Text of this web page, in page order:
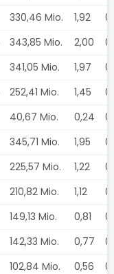
330,46 Mio. 1,92
343,85 Mio. 2,00
341,05 Mio. 1,97
252,41 Mio. 1,45
40,67 Mio. 0,24
345,71 Mio. 1,95
225,57 Mio. 1,22
210,82 Mio. 1,12
149,13 Mio. 0,81
142,33 Mio. 0,77
102,84 Mio. 0,56